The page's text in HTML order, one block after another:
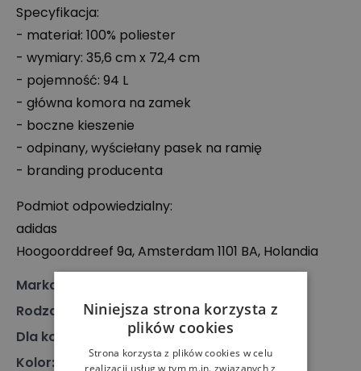
Specyfikacja:
- materiał: 100% poliester
- wymiary: 35,6 cm x 72,4 cm
- pojemność: 94 L
- główna komora na zamek
- boczne kieszenie
- odpinany, wyściełany pasek na ramię
- branding producenta
Podmiot odpowiedzialny:
adidas
Hoogoorddreef 9a, Amsterdam 1101 BA, Holandia
Marka
Rodzaj
Akcesoria, Torba
Dla kogo
Dla niego, Dla niej
Kolor: Czarny
Niniejsza strona korzysta z
plików cookies
Strona korzysta z plików cookies w celu
realizacji usług w tym m.in. związanych z